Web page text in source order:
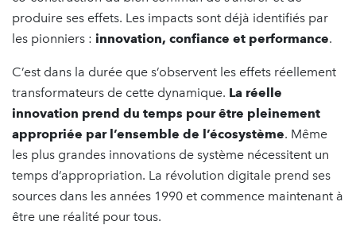
produire ses effets. Les impacts sont déjà identifiés par
les pionniers : innovation, confiance et performance.
C’est dans la durée que s’observent les effets réellement
transformateurs de cette dynamique. La réelle
innovation prend du temps pour être pleinement
appropriée par l’ensemble de l’écosystème. Même
les plus grandes innovations de système nécessitent un
temps d’appropriation. La révolution digitale prend ses
sources dans les années 1990 et commence maintenant à
être une réalité pour tous.